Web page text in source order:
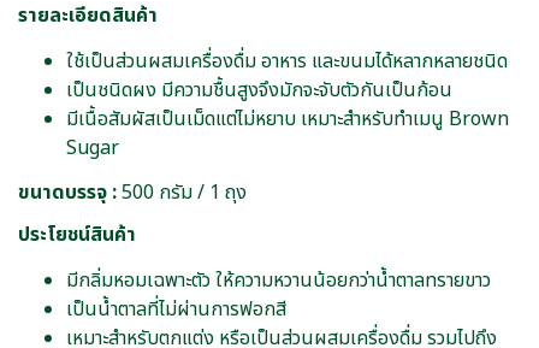
รายละเอียดสินค้า
ใช้เป็นส่วนผสมเครื่องดื่ม อาหาร และขนมได้หลากหลายชนิด
เป็นชนิดผง มีความชื้นสูงจึงมักจะจับตัวกันเป็นก้อน
มีเนื้อสัมผัสเป็นเม็ดแต่ไม่หยาบ เหมาะสำหรับทำเมนู Brown
Sugar
ขนาดบรรจุ :500 กรัม / 1 ถุง
ประโยชน์สินค้า
มีกลิ่มหอมเฉพาะตัว ให้ความหวานน้อยกว่าน้ำตาลทรายขาว
เป็นน้ำตาลที่ไม่ผ่านการฟอกสี
เหมาะสำหรับตกแต่ง หรือเป็นส่วนผสมเครื่องดื่ม รวมไปถึง